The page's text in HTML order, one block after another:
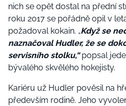
nich se opět dostal na přední
roku 2017 se pořádně opil v
požadoval kokain. „Když se
naznačoval Hudler, že se
servisního stolku,“popsal
bývalého skvělého hokejisty.
Kariéru už Hudler pověsil na
především rodině. Jeho